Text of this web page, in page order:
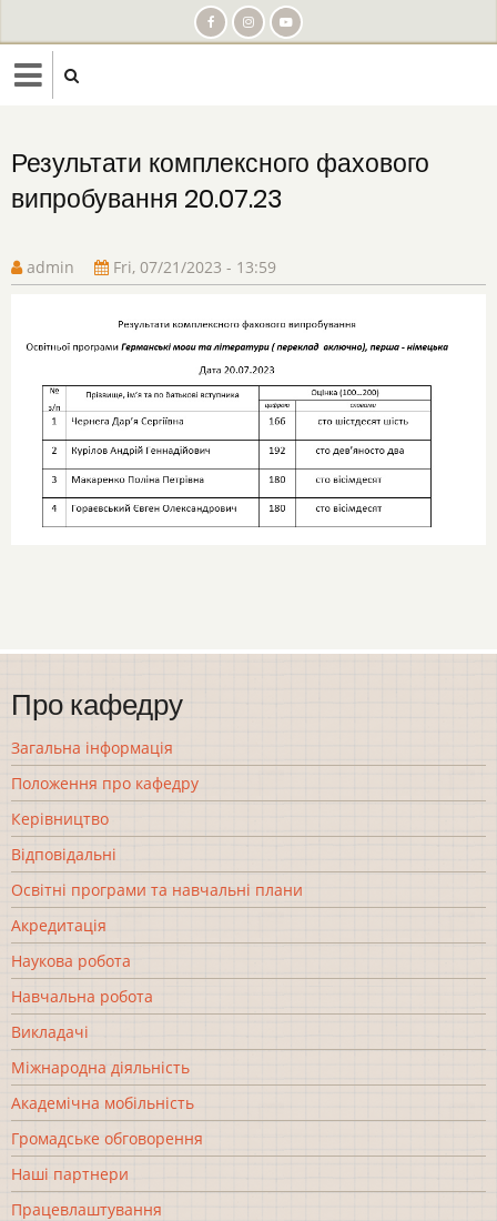
to
main
content
Результати комплексного фахового
випробування 20.07.23
admin Fri, 07/21/2023 - 13:59
Про кафедру
Загальна інформація
Положення про кафедру
Керівництво
Відповідальні
Освітні програми та навчальні плани
Акредитація
Наукова робота
Навчальна робота
Викладачі
Міжнародна діяльність
Академічна мобільність
Громадське обговорення
Наші партнери
Працевлаштування